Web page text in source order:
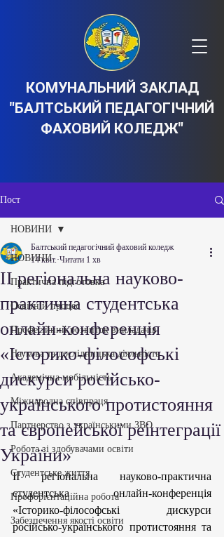
КОМУНАЛЬНИЙ ЗАКЛАД
"БАЛТСЬКИЙ ПЕДАГОГІЧНИЙ
ФАХОВИЙ КОЛЕДЖ"
Пост
НОВИНИ
Практична підготовка
Освітній процес
Професійний розвиток викладачів
Наукова та дослідницька діяльність
Академічна мобільність
Міжнародна співпраця
Партнерство з українськими ЗВО
Робота зі здобувачами освіти
Студентське життя
Профорієнтаційна робота
Забезпечення якості освіти
НОВИНИ
ІІ регіональна науково-
практична студентська
онлайн-конференція
«Історико-філософські
дискурси російсько-
українського протистояння
та європейської реінтеграції
України»
Балтський педагогічний фаховий коледж
14 квіт. Читати 1 хв
ІІ регіональна науково-практична
студентська онлайн-конференція
«Історико-філософські дискурси
російсько-українського протистояння та